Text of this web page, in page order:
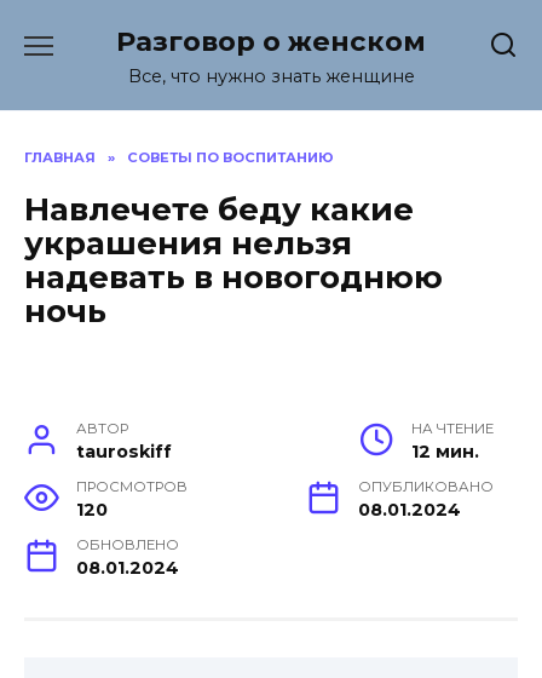
содержанию
Разговор о женском
Все, что нужно знать женщине
ГЛАВНАЯ » СОВЕТЫ ПО ВОСПИТАНИЮ
Навлечете беду какие
украшения нельзя
надевать в новогоднюю
ночь
АВТОР
tauroskiff
НА ЧТЕНИЕ
12 мин.
ПРОСМОТРОВ
120
ОПУБЛИКОВАНО
08.01.2024
ОБНОВЛЕНО
08.01.2024